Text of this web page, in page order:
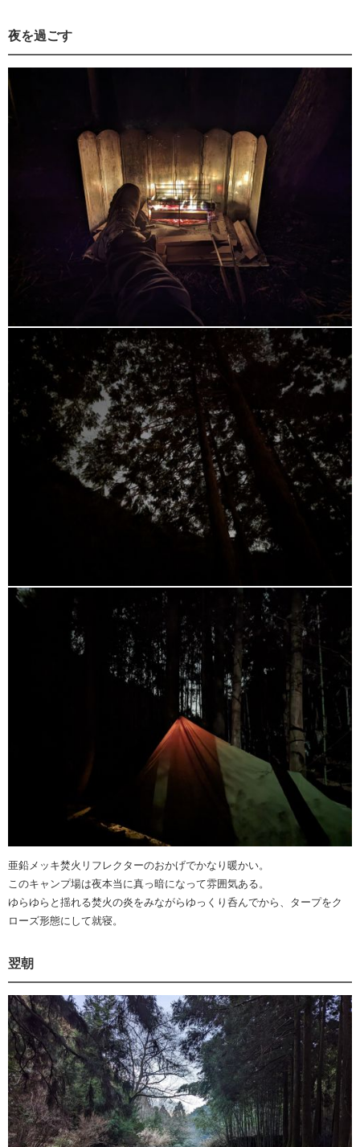
夜を過ごす
亜鉛メッキ焚火リフレクターのおかげでかなり暖かい。
このキャンプ場は夜本当に真っ暗になって雰囲気ある。
ゆらゆらと揺れる焚火の炎をみながらゆっくり呑んでから、タープをク
ローズ形態にして就寝。
翌朝